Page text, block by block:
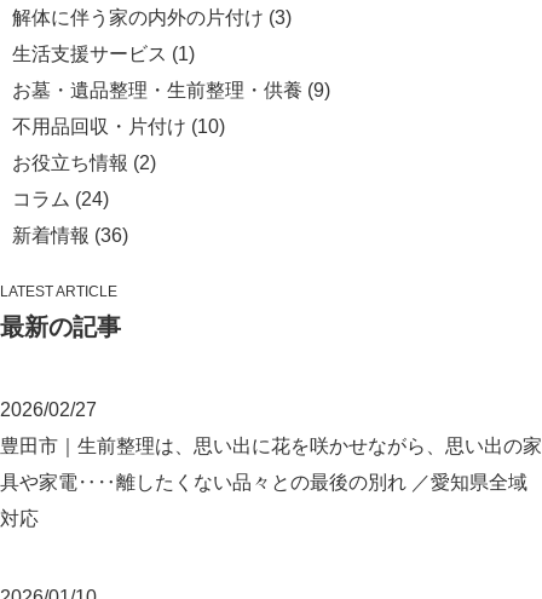
解体に伴う家の内外の片付け (3)
生活支援サービス (1)
お墓・遺品整理・生前整理・供養 (9)
不用品回収・片付け (10)
お役立ち情報 (2)
コラム (24)
新着情報 (36)
LATEST ARTICLE
最新の記事
2026/02/27
豊田市｜生前整理は、思い出に花を咲かせながら、思い出の家
具や家電‥‥離したくない品々との最後の別れ ／愛知県全域
対応